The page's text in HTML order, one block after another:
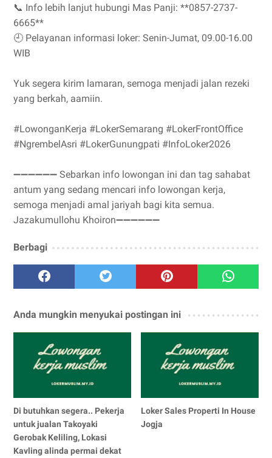
📞 Info lebih lanjut hubungi Mas Panji: **0857-2737-
6665**
🕘 Pelayanan informasi loker: Senin-Jumat, 09.00-16.00
WIB
Yuk segera kirim lamaran, semoga menjadi jalan rezeki
yang berkah, aamiin.
#LowonganKerja #LokerSemarang #LokerFrontOffice
#NgrembelAsri #LokerGunungpati #InfoLoker2026
➖➖➖➖➖➖ Sebarkan info lowongan ini dan tag sahabat
antum yang sedang mencari info lowongan kerja,
semoga menjadi amal jariyah bagi kita semua.
Jazakumullohu Khoiron➖➖➖➖➖➖
Berbagi
Anda mungkin menyukai postingan ini
Di butuhkan segera.. Pekerja
untuk jualan Takoyaki
Gerobak Keliling, Lokasi
Kavling alinda permai dekat
Loker Sales Properti In House
Jogja